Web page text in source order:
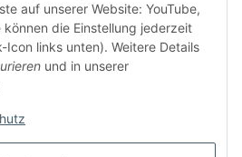
auf unserer Website: YouTube,
können die Einstellung jederzeit
links unten). Weitere Details
und in unserer
IhrerDatenschutzerklärung regelmäßig
zu Ihrem Produktsortiment per E-
Mail zu.